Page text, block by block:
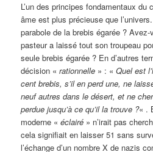
L’un des principes fondamentaux du
âme est plus précieuse que
parabole de la brebis égarée ?
pasteur a laissé tout son troupeau
seule brebis égarée ? En d’autres
décision «rationnelle » : «Quel est
cent brebis, s’il en perd une, ne
neuf autres dans le désert, et ne
perdue jusqu’à ce qu’il la trouve ?« .
moderne «éclairé » n’irait pas
cela signifiait en laisser 51 sans
l’échange d’un nombre X de nazis